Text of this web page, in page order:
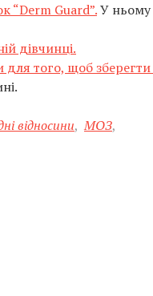
“Derm Guard”.У ньому
дівчинці.
того, щоб зберегти
відносини, МОЗ,